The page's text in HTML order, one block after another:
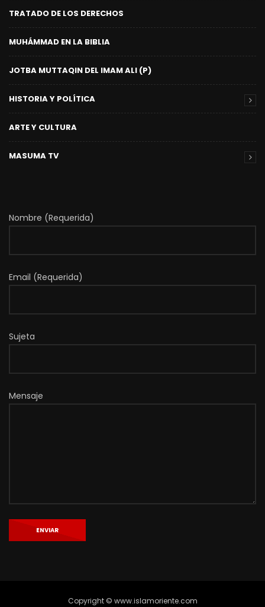
TRATADO DE LOS DERECHOS
MUHÁMMAD EN LA BIBLIA
JOTBA MUTTAQIN DEL IMAM ALI (P)
HISTORIA Y POLÍTICA
ARTE Y CULTURA
MASUMA TV
Nombre (Requerida)
Email (Requerida)
Sujeta
Mensaje
Copyright © www.islamoriente.com